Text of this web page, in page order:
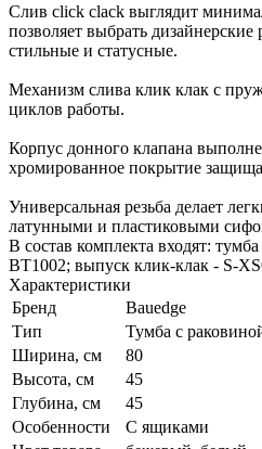
Слив click clack выглядит
позволяет выбрать
стильные и статусные.
Механизм слива клик клак с
циклов работы.
Корпус донного клапана
хромированное покрытие
Универсальная резьба делает
латунными и пластиковыми
В состав комплекта входят:
BT1002; выпуск клик-клак - S-
Характеристики
Бренд
Bauedge
Тип
Тумба с
Ширина, см
80
Высота, см
45
Глубина, см
45
Особенности
С ящиками